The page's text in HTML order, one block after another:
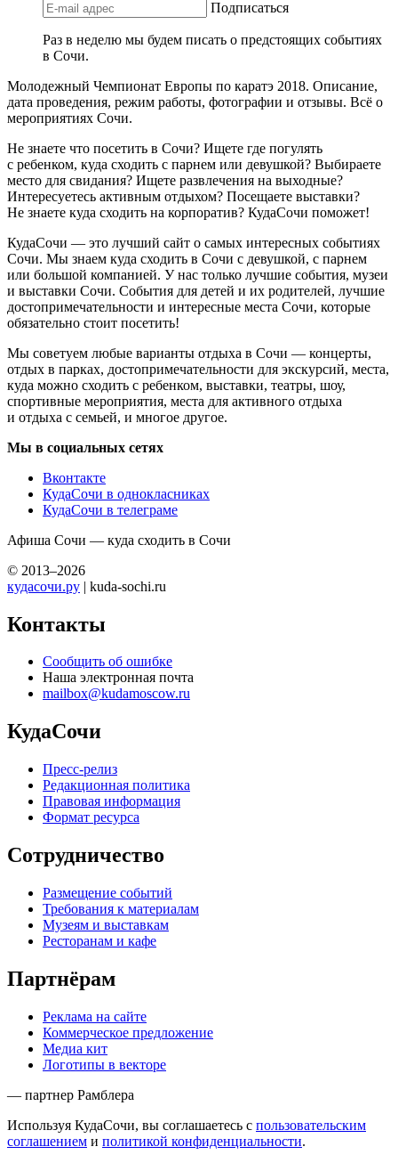
Подписаться
Раз в неделю мы будем писать о предстоящих событиях
в Сочи.
Молодежный Чемпионат Европы по каратэ 2018. Описание,
дата проведения, режим работы, фотографии и отзывы. Всё о
мероприятиях Сочи.
Не знаете что посетить в Сочи? Ищете где погулять
с ребенком, куда сходить с парнем или девушкой? Выбираете
место для свидания? Ищете развлечения на выходные?
Интересуетесь активным отдыхом? Посещаете выставки?
Не знаете куда сходить на корпоратив? КудаСочи поможет!
КудаСочи — это лучший сайт о самых интересных событиях
Сочи. Мы знаем куда сходить в Сочи с девушкой, с парнем
или большой компанией. У нас только лучшие события, музеи
и выставки Сочи. События для детей и их родителей, лучшие
достопримечательности и интересные места Сочи, которые
обязательно стоит посетить!
Мы советуем любые варианты отдыха в Сочи — концерты,
отдых в парках, достопримечательности для экскурсий, места,
куда можно сходить с ребенком, выставки, театры, шоу,
спортивные мероприятия, места для активного отдыха
и отдыха с семьей, и многое другое.
Мы в социальных сетях
Вконтакте
КудаСочи в однокласниках
КудаСочи в телеграме
Афиша Сочи — куда сходить в Сочи
© 2013–2026
кудасочи.ру | kuda-sochi.ru
Контакты
Сообщить об ошибке
Наша электронная почта
mailbox@kudamoscow.ru
КудаСочи
Пресс-релиз
Редакционная политика
Правовая информация
Формат ресурса
Сотрудничество
Размещение событий
Требования к материалам
Музеям и выставкам
Ресторанам и кафе
Партнёрам
Реклама на сайте
Коммерческое предложение
Медиа кит
Логотипы в векторе
— партнер Рамблера
Используя КудаСочи, вы соглашаетесь с пользовательским
соглашением и политикой конфиденциальности.